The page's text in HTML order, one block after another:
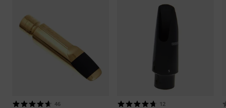
46 12